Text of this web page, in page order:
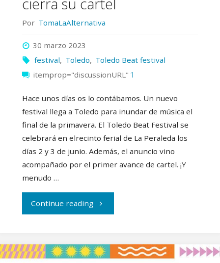
Por TomaLaAlternativa
30 marzo 2023
festival, Toledo, Toledo Beat festival
itemprop="discussionURL" 1
Hace unos días os lo contábamos. Un nuevo
festival llega a Toledo para inundar de música el
final de la primavera. El Toledo Beat Festival se
celebrará en elrecinto ferial de La Peraleda los
días 2 y 3 de junio. Además, el anuncio vino
acompañado por el primer avance de cartel. ¡Y
menudo …
Continue reading"El
Beat